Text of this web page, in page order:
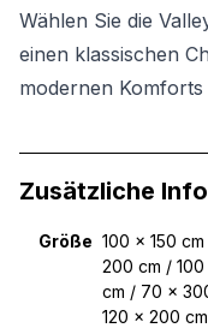
Wählen Sie die
einen klassischen
modernen
Zusätzliche
Größe 100 x 150
200 cm /
cm / 70 x
120 x 200